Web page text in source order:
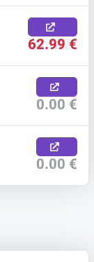
62.99 €
0.00 €
0.00 €